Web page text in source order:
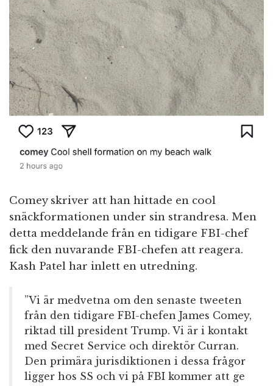
Comey skriver att han hittade en cool
snäckformationen under sin strandresa. Men
detta meddelande från en tidigare FBI-chef
fick den nuvarande FBI-chefen att reagera.
Kash Patel har inlett en utredning.
”Vi är medvetna om den senaste tweeten
från den tidigare FBI-chefen James Comey,
riktad till president Trump. Vi är i kontakt
med Secret Service och direktör Curran.
Den primära jurisdiktionen i dessa frågor
ligger hos SS och vi på FBI kommer att ge